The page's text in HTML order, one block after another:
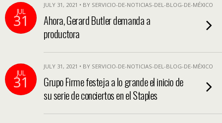
JUL
31
JULY 31, 2021 • BY SERVICIO-DE-NOTICIAS-DEL-BLOG-DE-MÉXICO
Ahora, Gerard Butler demanda a
productora
JUL
31
JULY 31, 2021 • BY SERVICIO-DE-NOTICIAS-DEL-BLOG-DE-MÉXICO
Grupo Firme festeja a lo grande el inicio de
su serie de conciertos en el Staples